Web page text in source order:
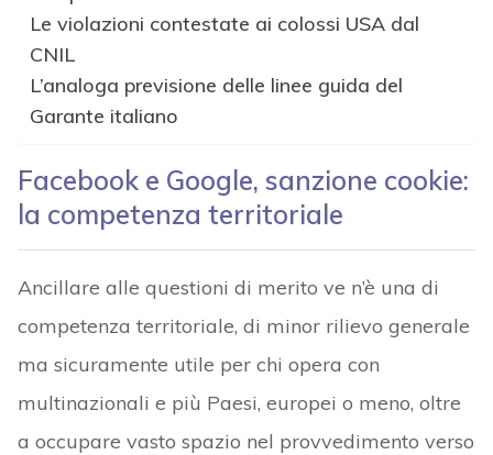
Le violazioni contestate ai colossi USA dal
CNIL
L’analoga previsione delle linee guida del
Garante italiano
Facebook e Google, sanzione cookie:
la competenza territoriale
Ancillare alle questioni di merito ve n’è una di
competenza territoriale, di minor rilievo generale
ma sicuramente utile per chi opera con
multinazionali e più Paesi, europei o meno, oltre
a occupare vasto spazio nel provvedimento verso